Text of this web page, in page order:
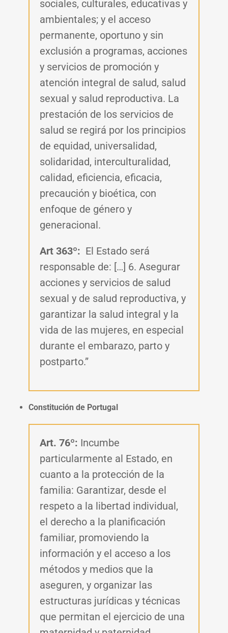
sociales, culturales, educativas y
ambientales; y el acceso
permanente, oportuno y sin
exclusión a programas, acciones
y servicios de promoción y
atención integral de salud, salud
sexual y salud reproductiva. La
prestación de los servicios de
salud se regirá por los principios
de equidad, universalidad,
solidaridad, interculturalidad,
calidad, eficiencia, eficacia,
precaución y bioética, con
enfoque de género y
generacional.
Art 363º: El Estado será
responsable de: […] 6. Asegurar
acciones y servicios de salud
sexual y de salud reproductiva, y
garantizar la salud integral y la
vida de las mujeres, en especial
durante el embarazo, parto y
postparto.”
Constitución de Portugal
Art. 76º: Incumbe
particularmente al Estado, en
cuanto a la protección de la
familia: Garantizar, desde el
respeto a la libertad individual,
el derecho a la planificación
familiar, promoviendo la
información y el acceso a los
métodos y medios que la
aseguren, y organizar las
estructuras jurídicas y técnicas
que permitan el ejercicio de una